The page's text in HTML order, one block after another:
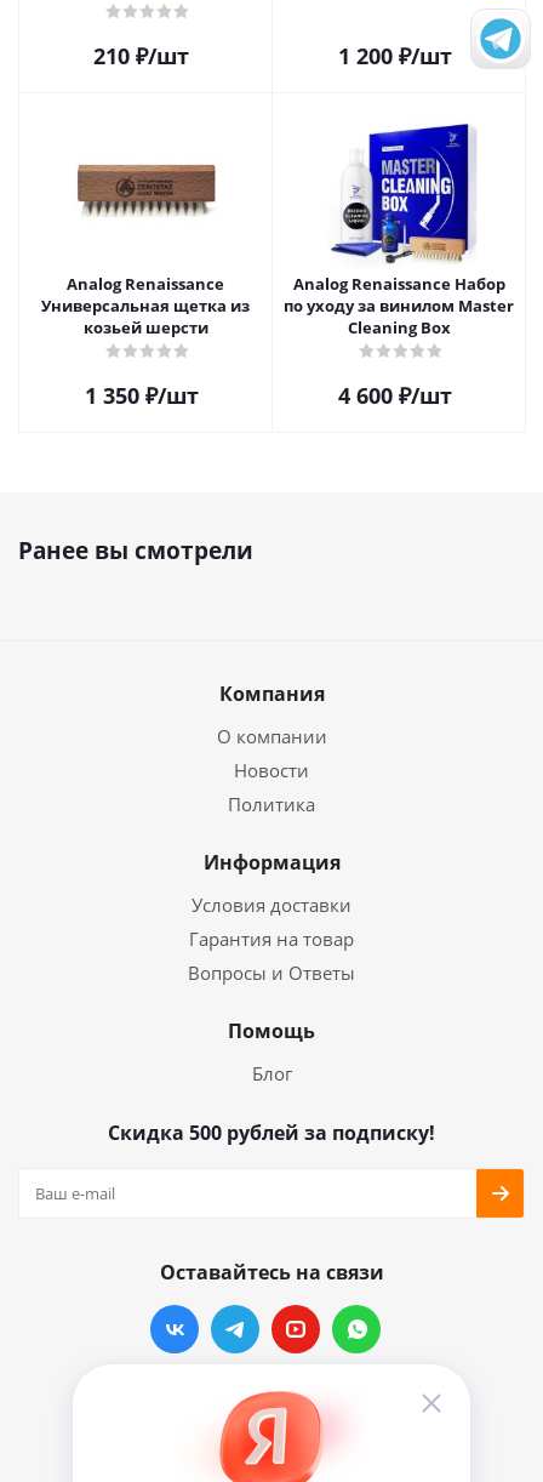
210 ₽/шт 1 200₽/шт
Analog Renaissance
Универсальная щетка из
козьей шерсти
1 350₽/шт
Analog Renaissance Набор
по уходу за винилом Master
Cleaning Box
4 600₽/шт
Ранее вы смотрели
Компания
О компании
Новости
Политика
Информация
Условия доставки
Гарантия на товар
Вопросы и Ответы
Помощь
Блог
Скидка 500 рублей за подписку!
Оставайтесь на связи
Наши контакты
info@vinylmarkt.ru